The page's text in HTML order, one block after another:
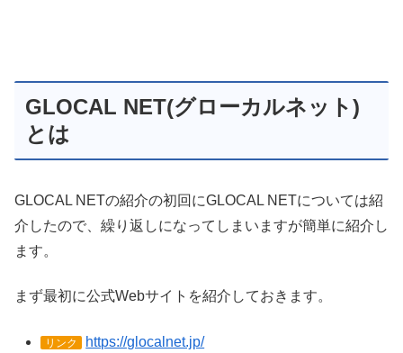
GLOCAL NET(グローカルネット)
とは
GLOCAL NETの紹介の初回にGLOCAL NETについては紹
介したので、繰り返しになってしまいますが簡単に紹介し
ます。
まず最初に公式Webサイトを紹介しておきます。
リンク https://glocalnet.jp/